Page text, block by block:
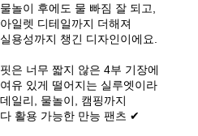
물놀이 후에도 물 빠짐 잘 되고,
아일렛 디테일까지 더해져
실용성까지 챙긴 디자인이에요.
핏은 너무 짧지 않은 4부 기장에
여유 있게 떨어지는 실루엣이라
데일리, 물놀이, 캠핑까지
다 활용 가능한 만능 팬츠 ✔